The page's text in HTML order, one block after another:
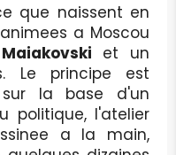
que naissent en
a Moscou
et un
Le principe est
la base d'un
politique, l'atelier
a la main,